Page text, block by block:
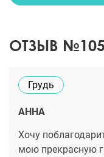
ОТЗЫВ
Грудь
АННА
Хочу
мою прекрасную